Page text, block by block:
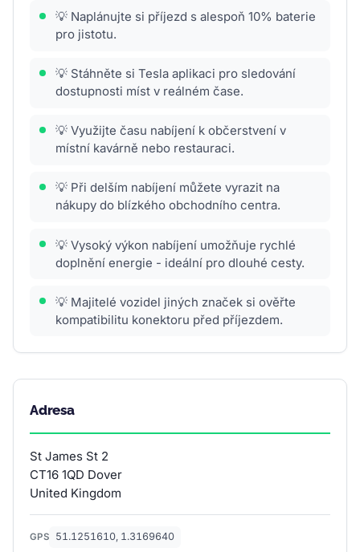
💡 Naplánujte si příjezd s alespoň 10% baterie
pro jistotu.
💡 Stáhněte si Tesla aplikaci pro sledování
dostupnosti míst v reálném čase.
💡 Využijte času nabíjení k občerstvení v
místní kavárně nebo restauraci.
💡 Při delším nabíjení můžete vyrazit na
nákupy do blízkého obchodního centra.
💡 Vysoký výkon nabíjení umožňuje rychlé
doplnění energie - ideální pro dlouhé cesty.
💡 Majitelé vozidel jiných značek si ověřte
kompatibilitu konektoru před příjezdem.
Adresa
St James St 2
CT16 1QD Dover
United Kingdom
GPS 51.1251610, 1.3169640